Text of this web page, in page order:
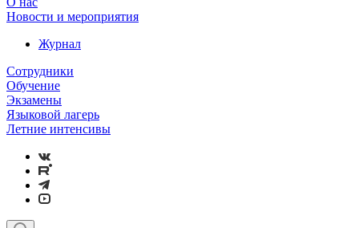
Новости и мероприятия
Журнал
Сотрудники
Обучение
Экзамены
Языковой лагерь
Летние интенсивы